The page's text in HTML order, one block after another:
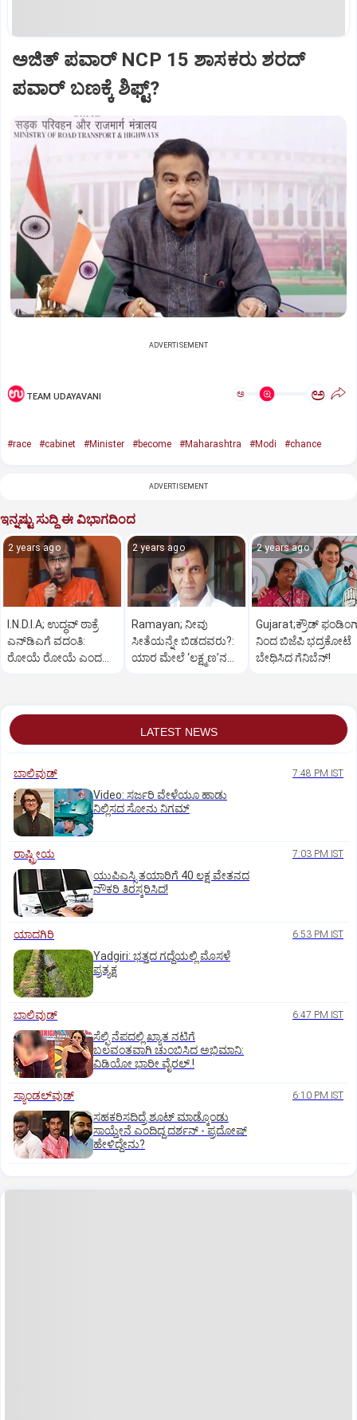
ಅಜಿತ್‌ ಪವಾರ್‌ NCP 15 ಶಾಸಕರು ಶರದ್‌
ಪವಾರ್‌ ಬಣಕ್ಕೆ ಶಿಫ್ಟ್?
ADVERTISEMENT
TEAM UDAYAVANI ಅ ಅ
#race #cabinet #Minister #become #Maharashtra #Modi #chance
ADVERTISEMENT
ಇನ್ನಷ್ಟು ಸುದ್ದಿ ಈ ವಿಭಾಗದಿಂದ
2 years ago
I.N.D.I.A; ಉದ್ಧವ್‌ ಠಾಕ್ರೆ
ಎನ್‌ಡಿಎಗೆ ವದಂತಿ:
ರೋಯೆ ರೋಯೆ ಎಂದ
2 years ago
Ramayan; ನೀವು
ಸೀತೆಯನ್ನೇ ಬಿಡದವರು?:
ಯಾರ ಮೇಲೆ ‘ಲಕ್ಷ್ಮಣ’ನ
2 years ago
Gujarat;ಕ್ರೌಡ್‌
ನಿಂದ ಬಿಜೆಪಿ ಭದ್ರಕೋಟೆ
ಬೇಧಿಸಿದ ಗೆನಿಬೆನ್‌!
LATEST NEWS
ಬಾಲಿವುಡ್‌ 7:48 PM IST
‌Video: ಸರ್ಜರಿ ವೇಳೆಯೂ ಹಾಡು
ನಿಲ್ಲಿಸದ ಸೋನು ನಿಗಮ್
ರಾಷ್ಟ್ರೀಯ 7:03 PM IST
ಯುಪಿಎಸ್ಸಿ ತಯಾರಿಗೆ 40 ಲಕ್ಷ ವೇತನದ
ನೌಕರಿ ತಿರಸ್ಕರಿಸಿದ!
ಯಾದಗಿರಿ 6:53 PM IST
Yadgiri: ಭತ್ತದ ಗದ್ದೆಯಲ್ಲಿ ಮೊಸಳೆ
ಪ್ರತ್ಯಕ್ಷ
ಬಾಲಿವುಡ್‌ 6:47 PM IST
ಸೆಲ್ಫಿ ನೆಪದಲ್ಲಿ ಖ್ಯಾತ ನಟಿಗೆ
ಬಲವಂತವಾಗಿ ಚುಂಬಿಸಿದ ಅಭಿಮಾನಿ:
ವಿಡಿಯೋ ಭಾರೀ ವೈರಲ್.!
ಸ್ಯಾಂಡಲ್‌ವುಡ್‌ 6:10 PM IST
ಸಹಕರಿಸದಿದ್ರೆ ಶೂಟ್‌ ಮಾಡ್ಕೊಂಡು
ಸಾಯ್ತೇನೆ ಎಂದಿದ್ದ ದರ್ಶನ್‌ - ಪ್ರದೋಷ್‌
ಹೇಳಿದ್ದೇನು?